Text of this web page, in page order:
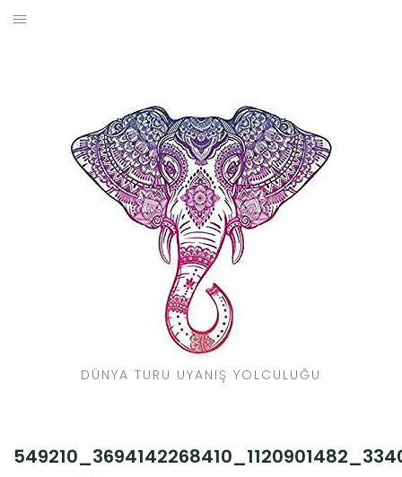
Skip
DÜNYA TURU UYANIŞ YOLCULUĞU
SEYAHAT REHBERI